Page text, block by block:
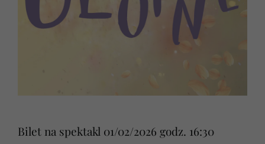
Bilet na spektakl 01/02/2026 godz. 16:30